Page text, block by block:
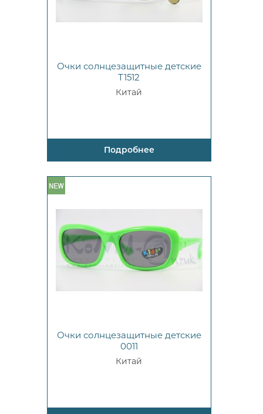
Очки солнцезащитные детские
Т1512
Китай
Подробнее
Очки солнцезащитные детские
0011
Китай